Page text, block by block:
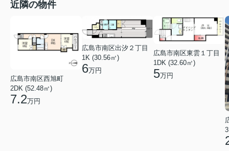
近隣の物件
広島市南区西旭町
2DK (52.48㎡)
7.2万円
広島市南区出汐２丁目
1K (30.56㎡)
6万円
広島市南区東雲１丁目
1DK (32.60㎡)
5万円